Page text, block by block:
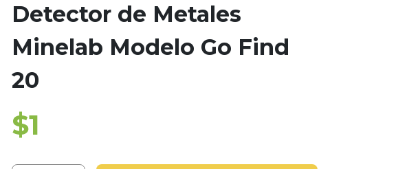
Detector de Metales
Minelab Modelo Go Find
20
$1